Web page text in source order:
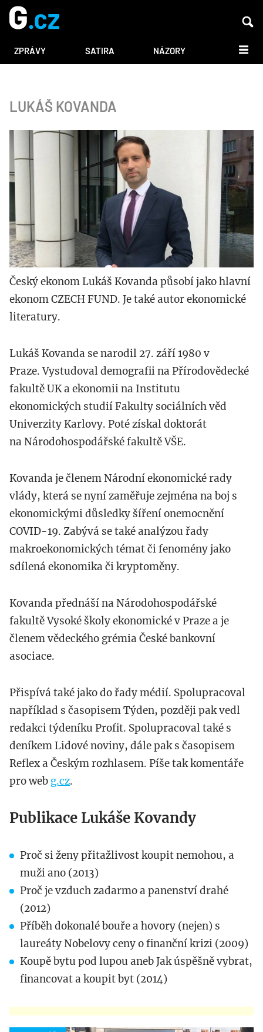
ZPRÁVY SATIRA NÁZORY DALŠÍ
LUKÁŠ KOVANDA
Český ekonom Lukáš Kovanda působí jako hlavní
ekonom CZECH FUND. Je také autor ekonomické
literatury.
Lukáš Kovanda se narodil 27. září 1980 v
Praze. Vystudoval demografii na Přírodovědecké
fakultě UK a ekonomii na Institutu
ekonomických studií Fakulty sociálních věd
Univerzity Karlovy. Poté získal doktorát
na Národohospodářské fakultě VŠE.
Kovanda je členem Národní ekonomické rady
vlády, která se nyní zaměřuje zejména na boj s
ekonomickými důsledky šíření onemocnění
COVID-19. Zabývá se také analýzou řady
makroekonomických témat či fenomény jako
sdílená ekonomika či kryptoměny.
Kovanda přednáší na Národohospodářské
fakultě Vysoké školy ekonomické v Praze a je
členem vědeckého grémia České bankovní
asociace.
Přispívá také jako do řady médií. Spolupracoval
například s časopisem Týden, později pak vedl
redakci týdeníku Profit. Spolupracoval také s
deníkem Lidové noviny, dále pak s časopisem
Reflex a Českým rozhlasem. Píše tak komentáře
pro web g.cz.
Publikace Lukáše Kovandy
Proč si ženy přitažlivost koupit nemohou, a
muži ano (2013)
Proč je vzduch zadarmo a panenství drahé
(2012)
Příběh dokonalé bouře a hovory (nejen) s
laureáty Nobelovy ceny o finanční krizi (2009)
Koupě bytu pod lupou aneb Jak úspěšně vybrat,
financovat a koupit byt (2014)